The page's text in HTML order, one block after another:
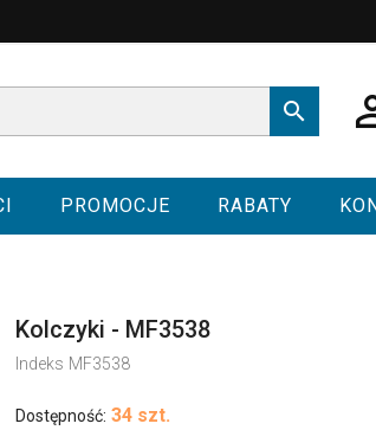

PROMOCJE RABATY
Kolczyki - MF3538
Indeks MF3538
Dostępność: 34 szt.